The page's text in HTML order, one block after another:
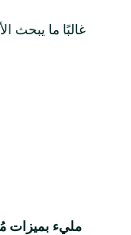
غالبًا ما يبحث